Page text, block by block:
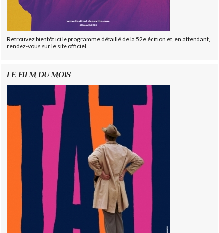
Retrouvez bientôt ici le programme détaillé de la 52e édition et, en attendant,
rendez-vous sur le site officiel.
LE FILM DU MOIS